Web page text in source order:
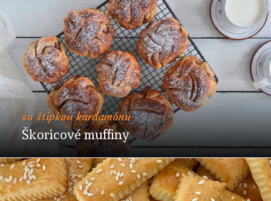
so štipkou kardamónu
Škoricové muffiny